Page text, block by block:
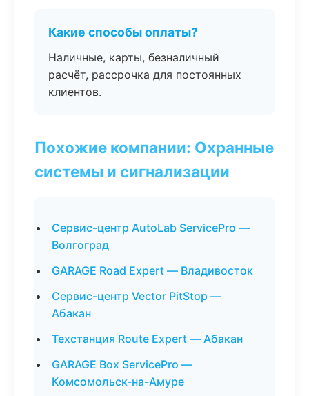
Какие способы оплаты?
Наличные, карты, безналичный
расчёт, рассрочка для постоянных
клиентов.
Похожие компании: Охранные
системы и сигнализации
Сервис-центр AutoLab ServicePro —
Волгоград
GARAGE Road Expert — Владивосток
Сервис-центр Vector PitStop —
Абакан
Техстанция Route Expert — Абакан
GARAGE Box ServicePro —
Комсомольск-на-Амуре